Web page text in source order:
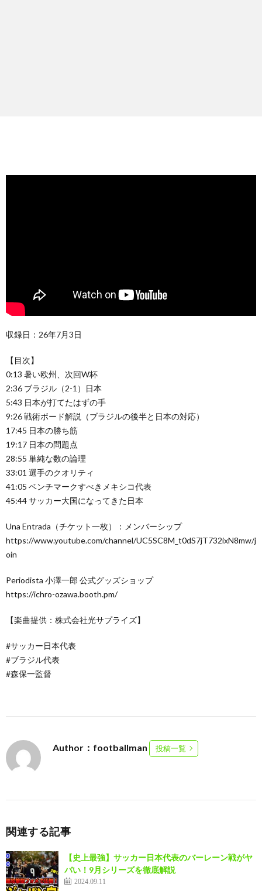
収録日：26年7月3日
【目次】
0:13 暑い欧州、次回W杯
2:36 ブラジル（2-1）日本
5:43 日本が打てたはずの手
9:26 戦術ボード解説（ブラジルの後半と日本の対応）
17:45 日本の勝ち筋
19:17 日本の問題点
28:55 単純な数の論理
33:01 選手のクオリティ
41:05 ベンチマークすべきメキシコ代表
45:44 サッカー大国になってきた日本
Una Entrada（チケット一枚）：メンバーシップ
https://www.youtube.com/channel/UC5SC8M_t0dS7jT732ixN8mw/j
oin
Periodista 小澤一郎 公式グッズショップ
https://ichro-ozawa.booth.pm/
【楽曲提供：株式会社光サプライズ】
#サッカー日本代表
#ブラジル代表
#森保一監督
Author：footballman 投稿一覧
関連する記事
【史上最強】サッカー日本代表のバーレーン戦がヤ
バい！9月シリーズを徹底解説
2024.09.11